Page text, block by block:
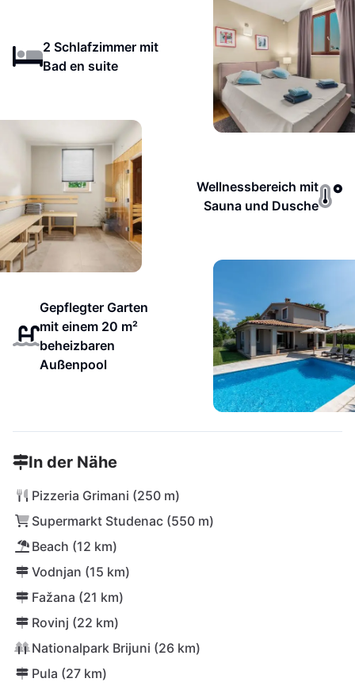
2 Schlafzimmer mit
Bad en suite
Wellnessbereich mit
Sauna und Dusche
Gepflegter Garten
mit einem 20 m²
beheizbaren
Außenpool
In der Nähe
Pizzeria Grimani (250 m)
Supermarkt Studenac (550 m)
Beach (12 km)
Vodnjan (15 km)
Fažana (21 km)
Rovinj (22 km)
Nationalpark Brijuni (26 km)
Pula (27 km)